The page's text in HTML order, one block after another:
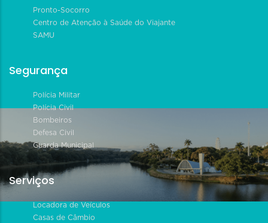
Pronto-Socorro
Centro de Atenção à Saúde do Viajante
SAMU
Segurança
Polícia Militar
Polícia Civil
Bombeiros
Defesa Civil
Guarda Municipal
Serviços
Locadora de Veículos
Casas de Câmbio